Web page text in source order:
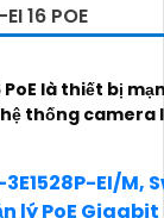
16 POE
PoE là thiết bị
thống camera